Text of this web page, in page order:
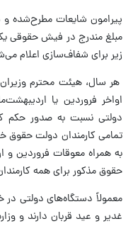
پیرامون شایعات مطرح‌شده
مبلغ مندرج در فیش حقوقی
زیر برای شفاف‌سازی اعلام
هر سال، هیئت محترم
اواخر فروردین یا
دولتی نسبت به صدور حکم
به همراه معوقات فروردین
حقوق مذکور برای همه
معمولاً دستگاه‌های دولتی
غدیر و عید قربان دارند و